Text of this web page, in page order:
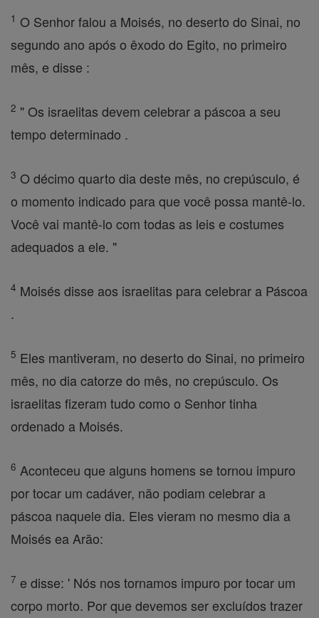
1 O Senhor falou a Moisés, no deserto do Sinai, no
segundo ano após o êxodo do Egito, no primeiro
mês, e disse :
2 " Os israelitas devem celebrar a páscoa a seu
tempo determinado .
3 O décimo quarto dia deste mês, no crepúsculo, é
o momento indicado para que você possa mantê-lo.
Você vai mantê-lo com todas as leis e costumes
adequados a ele. "
4 Moisés disse aos israelitas para celebrar a Páscoa
.
5 Eles mantiveram, no deserto do Sinai, no primeiro
mês, no dia catorze do mês, no crepúsculo. Os
israelitas fizeram tudo como o Senhor tinha
ordenado a Moisés.
6 Aconteceu que alguns homens se tornou impuro
por tocar um cadáver, não podiam celebrar a
páscoa naquele dia. Eles vieram no mesmo dia a
Moisés ea Arão:
7 e disse: ' Nós nos tornamos impuro por tocar um
corpo morto. Por que devemos ser excluídos trazer